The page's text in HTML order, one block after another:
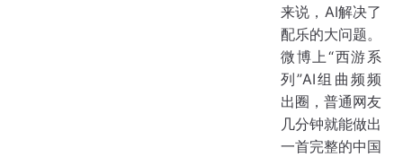
来说，AI解决了
配乐的大问题。
微博上“西游系
列”AI组曲频频
出圈，普通网友
几分钟就能做出
一首完整的中国